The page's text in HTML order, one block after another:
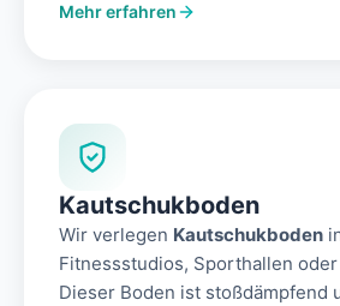
Mehr erfahren
Kautschukboden
Wir verlegen Kautschukboden
Fitnessstudios, Sporthallen
Dieser Boden ist stoßdämpfend